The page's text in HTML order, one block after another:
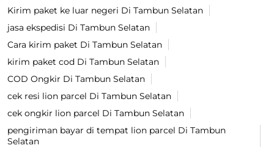
Kirim paket ke luar negeri Di Tambun Selatan
jasa ekspedisi Di Tambun Selatan
Cara kirim paket Di Tambun Selatan
kirim paket cod Di Tambun Selatan
COD Ongkir Di Tambun Selatan
cek resi lion parcel Di Tambun Selatan
cek ongkir lion parcel Di Tambun Selatan
pengiriman bayar di tempat lion parcel Di Tambun
Selatan